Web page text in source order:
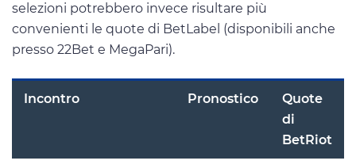
selezioni potrebbero invece risultare più
convenienti le quote di BetLabel (disponibili anche
presso 22Bet e MegaPari).
Incontro Pronostico
Quote
di
BetRiot